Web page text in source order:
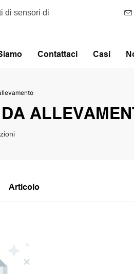
di sensori di
Contattaci Casi
Articolo